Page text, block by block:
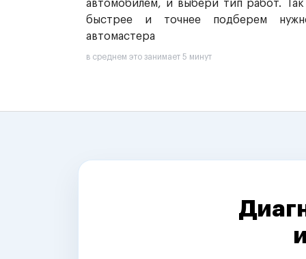
автомобилем, и выбери тип работ.
быстрее и точнее подберем
автомастера
в среднем это занимает 5 минут